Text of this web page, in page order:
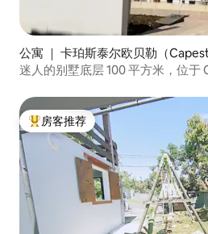
公寓 ｜ 卡珀斯泰尔欧贝勒（
u）
迷人的别墅底层 100 平方米，位于
热门「房客推荐」
房客推荐